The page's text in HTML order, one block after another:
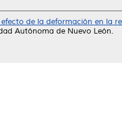
efecto de la deformación en la
Autónoma de Nuevo León.